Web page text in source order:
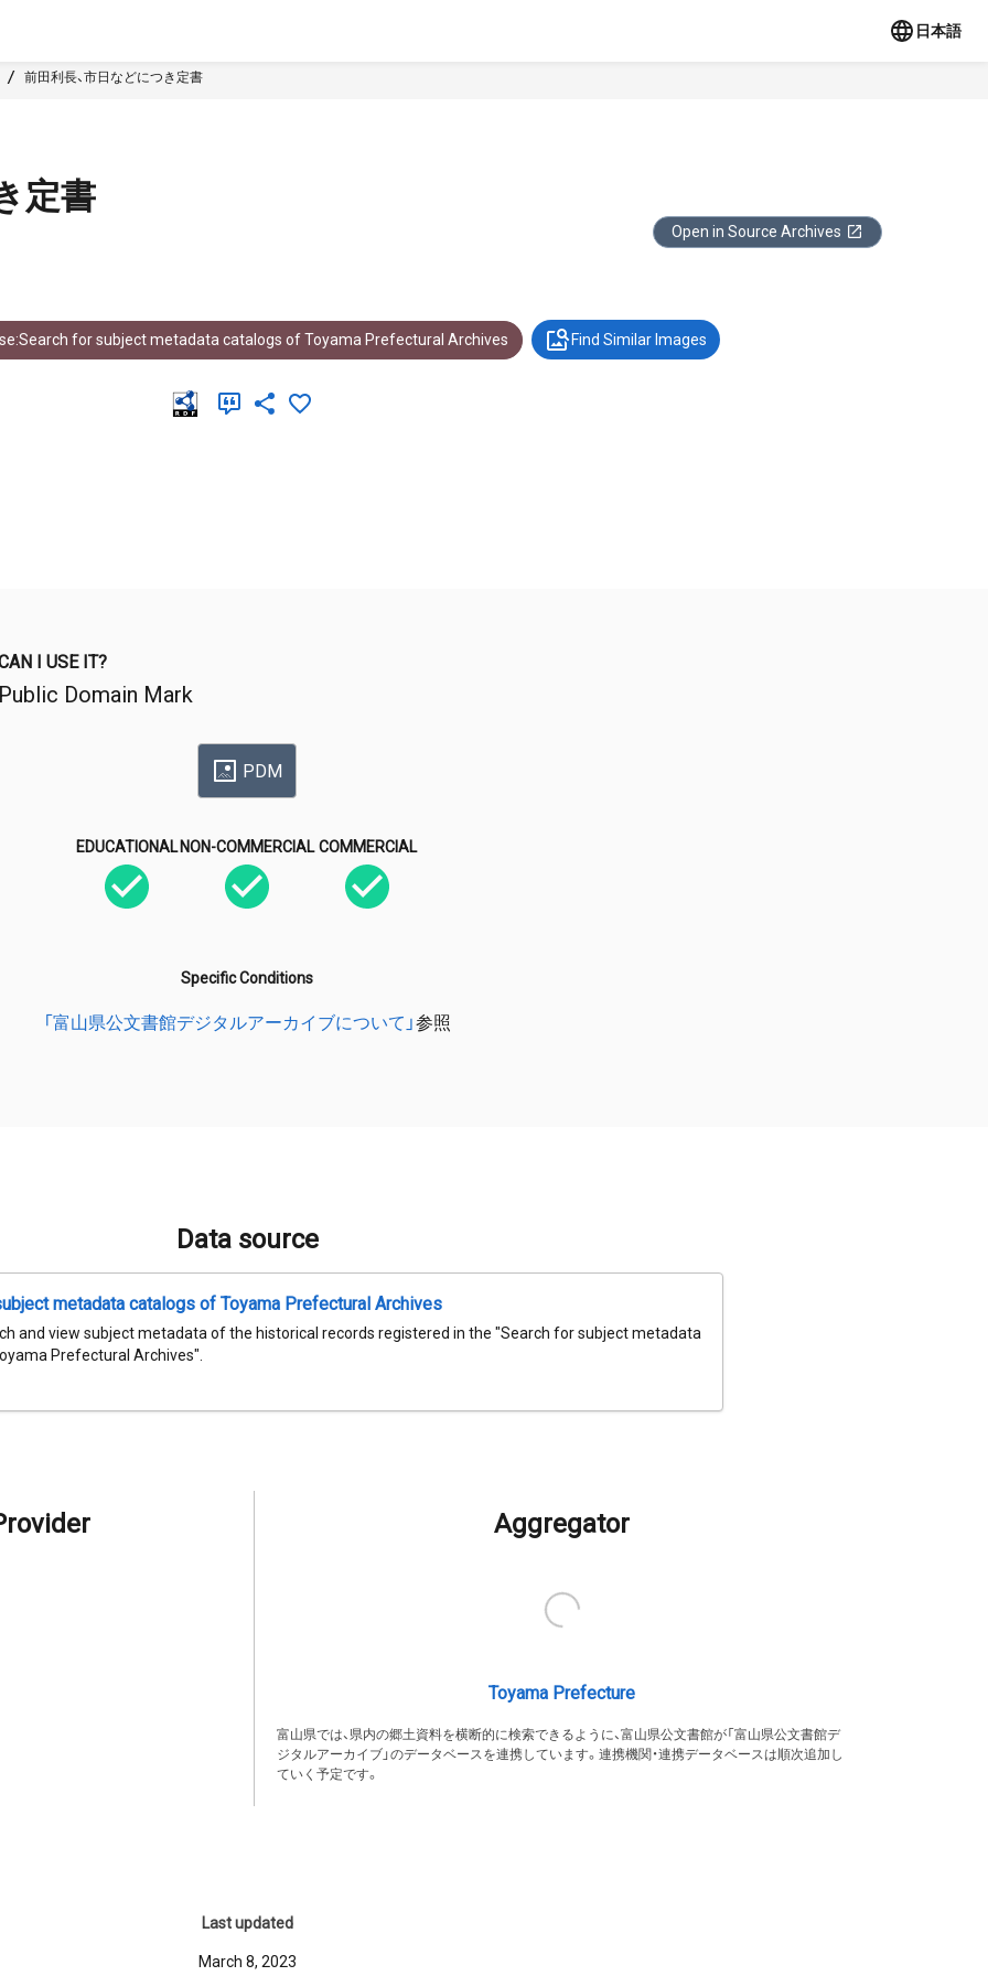
日本語
前田利長、市日などにつき定書
定書
Open in Source Archives
for subject metadata catalogs of Toyama Prefectural Archives Find Similar Images
I USE IT?
Public Domain Mark
PDM
EDUCATIONAL NON-COMMERCIAL COMMERCIAL
Specific Conditions
「富山県公文書館デジタルアーカイブについて」参照
Data source
metadata catalogs of Toyama Prefectural Archives
and view subject metadata of the historical records registered in the "Search for subject metadata
Prefectural Archives".
Aggregator
Toyama Prefecture
富山県では、県内の郷土資料を横断的に検索できるように、富山県公文書館が「富山県公文書館デ
ジタルアーカイブ」のデータベースを連携しています。連携機関・連携データベースは順次追加し
ていく予定です。
Last updated
March 8, 2023